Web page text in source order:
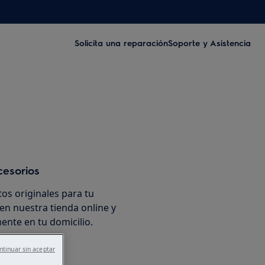
Solicita una reparaciónSoporte y Asistencia
originales para tu
nuestra tienda online y
en tu domicilio.
sin aceptar